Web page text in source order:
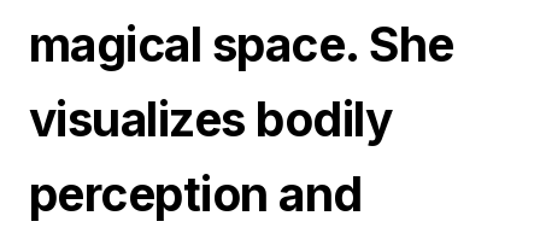
magical space. She
visualizes bodily
perception and